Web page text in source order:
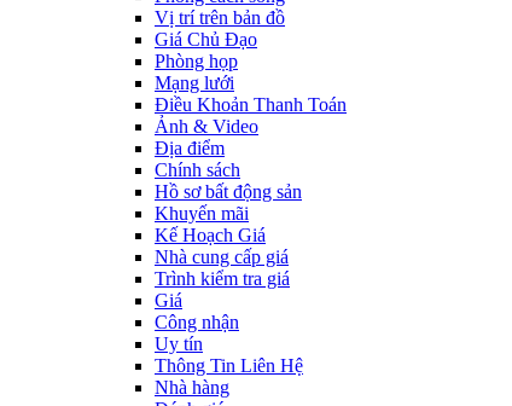
Vị trí trên bản đồ
Giá Chủ Đạo
Phòng họp
Mạng lưới
Điều Khoản Thanh Toán
Ảnh & Video
Địa điểm
Chính sách
Hồ sơ bất động sản
Khuyến mãi
Kế Hoạch Giá
Nhà cung cấp giá
Trình kiểm tra giá
Giá
Công nhận
Uy tín
Thông Tin Liên Hệ
Nhà hàng